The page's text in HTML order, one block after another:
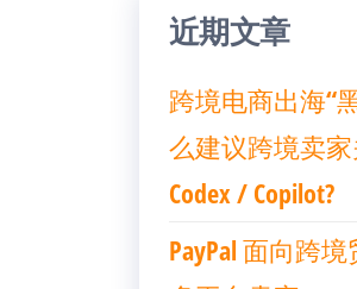
近期文章
跨境电商出海“
么建议跨境卖
Codex / Copilot?
PayPal 面向跨境